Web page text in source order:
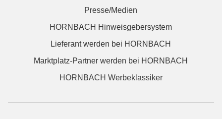
Presse/Medien
HORNBACH Hinweisgebersystem
Lieferant werden bei HORNBACH
Marktplatz-Partner werden bei HORNBACH
HORNBACH Werbeklassiker